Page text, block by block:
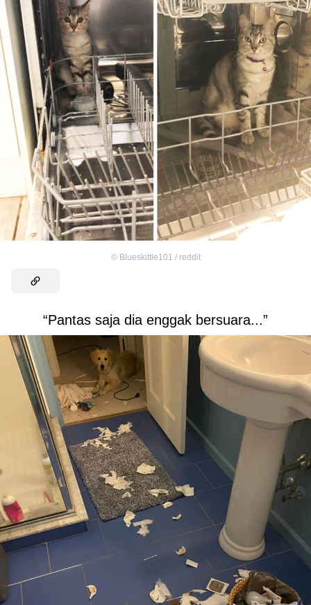
© Blueskittle101 / reddit
“Pantas saja dia enggak bersuara...”